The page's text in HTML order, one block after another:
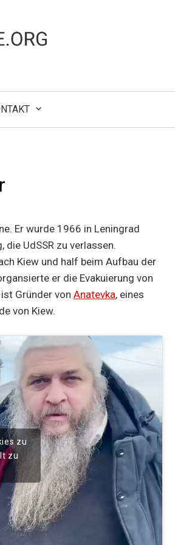
Er wurde 1966 in Leningrad
UdSSR zu verlassen.
Kiew und half beim Aufbau der
er die Evakuierung von
Gründer von Anatevka, eines
von Kiew.
zu
zu